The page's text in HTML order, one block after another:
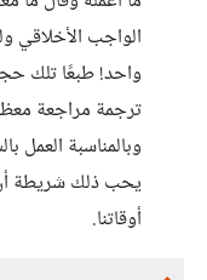
الواجب
واحد! طبعًا تلك
ترجمة مراجعة
وبالمناسبة العمل
يحب ذلك شريطة أن
أوقاتنا.